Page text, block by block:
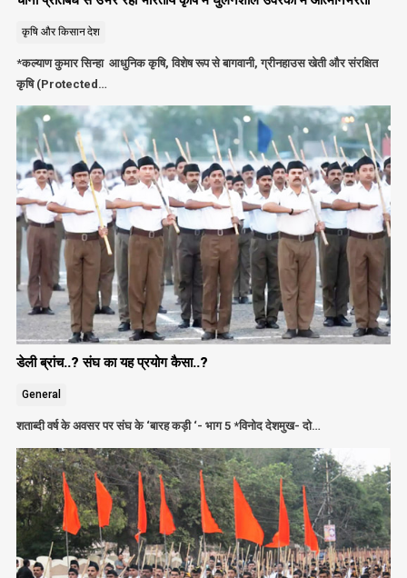
कृषि और किसानदेश
*कल्याण कुमार सिन्हा आधुनिक कृषि, विशेष रूप से बागवानी, ग्रीनहाउस खेती और संरक्षित
कृषि (Protected…
डेली ब्रांच..? संघ का यह प्रयोग कैसा..?
General
शताब्दी वर्ष के अवसर पर संघ के ‘बारह कड़ी ‘- भाग 5 *विनोद देशमुख- दो…